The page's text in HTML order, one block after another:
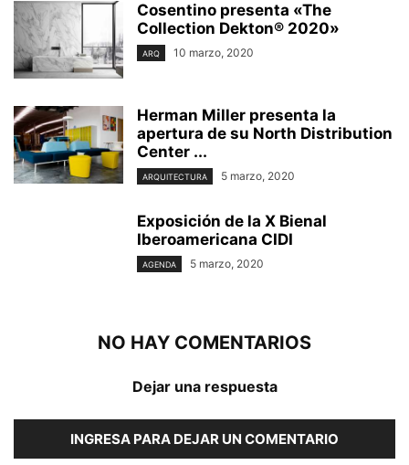
Cosentino presenta «The
Collection Dekton® 2020»
ARQ 10 marzo, 2020
Herman Miller presenta la
apertura de su North Distribution
Center ...
ARQUITECTURA 5 marzo, 2020
Exposición de la X Bienal
Iberoamericana CIDI
AGENDA 5 marzo, 2020
NO HAY COMENTARIOS
Dejar una respuesta
INGRESA PARA DEJAR UN COMENTARIO